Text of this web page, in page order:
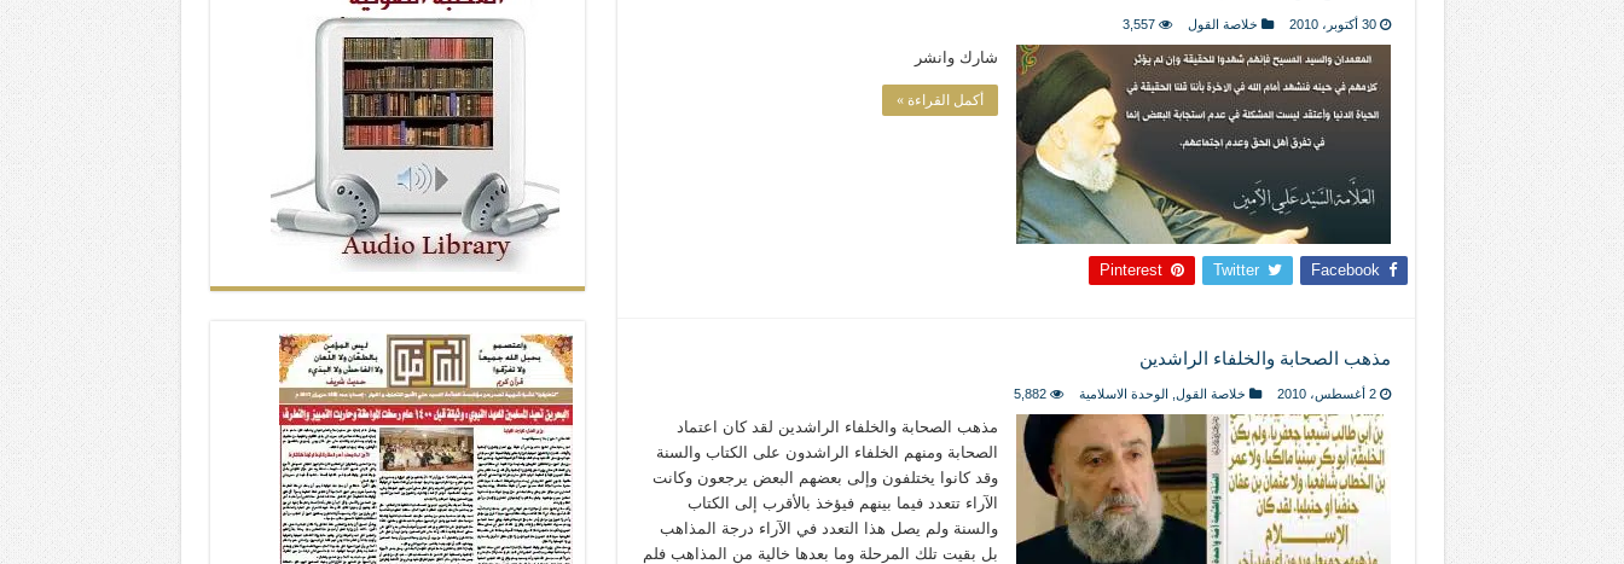
30 أكتوبر، 2010 خلاصة القول 3,557
شارك وانشر
أكمل القراءة »
Facebook
Twitter
Pinterest
مذهب الصحابة والخلفاء الراشدين
2 أغسطس، 2010 خلاصة القول الوحدة الاسلامية 5,882
مذهب الصحابة والخلفاء الراشدين لقد كان اعتماد
الصحابة ومنهم الخلفاء الراشدون على الكتاب والسنة
وقد كانوا يختلفون وإلى بعضهم البعض يرجعون وكانت
الآراء تتعدد فيما بينهم فيؤخذ بالأقرب إلى الكتاب
والسنة ولم يصل هذا التعدد في الآراء درجة المذاهب
بل بقيت تلك المرحلة وما بعدها خالية من المذاهب فلم